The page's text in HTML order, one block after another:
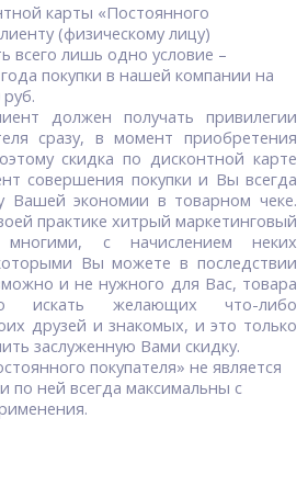
карты «Постоянного
(физическому лицу)
всего лишь одно условие –
покупки в нашей компании на
должен получать привилегии
сразу, в момент приобретения
скидка по дисконтной карте
совершения покупки и Вы всегда
Вашей экономии в товарном чеке.
практике хитрый маркетинговый
с начислением неких
Вы можете в последствии
и не нужного для Вас, товара
искать желающих что-либо
друзей и знакомых, и это только
заслуженную Вами скидку.
покупателя» не является
по ней всегда максимальны с